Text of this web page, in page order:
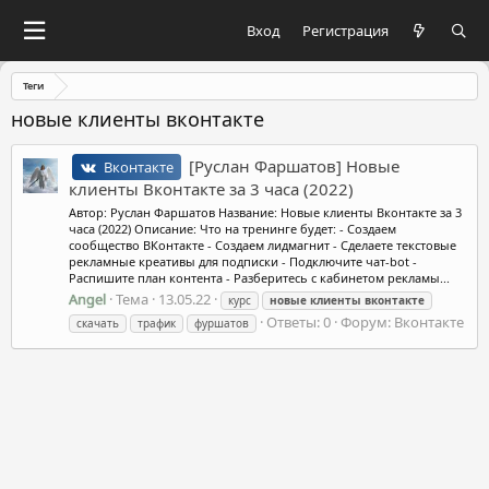
Вход Регистрация
Теги
новые клиенты вконтакте
Вконтакте
[Руслан Фаршатов] Новые
клиенты Вконтакте за 3 часа (2022)
Автор: Руслан Фаршатов Название: Новые клиенты Вконтакте за 3
часа (2022) Описание: Что на тренинге будет: - Создаем
сообщество ВКонтакте - Создаем лидмагнит - Сделаете текстовые
рекламные креативы для подписки - Подключите чат-bot -
Распишите план контента - Разберитесь с кабинетом рекламы...
Angel Тема 13.05.22 курс новые клиенты вконтакте
скачать
трафик фуршатов Ответы: 0 Форум: Вконтакте